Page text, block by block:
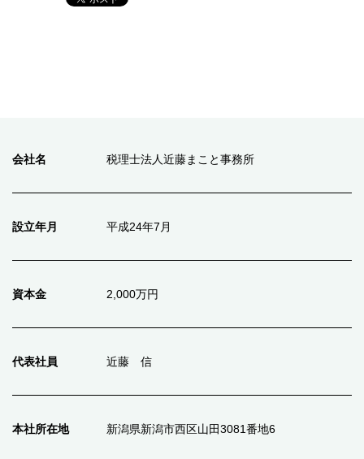
会社名 税理士法人近藤まこと事務所
設立年月 平成24年7月
資本金 2,000万円
代表社員 近藤 信
本社所在地 新潟県新潟市西区山田3081番地6